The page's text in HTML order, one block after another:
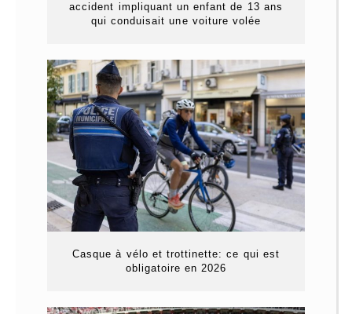
accident impliquant un enfant de 13 ans
qui conduisait une voiture volée
Casque à vélo et trottinette: ce qui est
obligatoire en 2026